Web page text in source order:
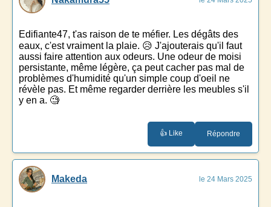
Edifiante47, t'as raison de te méfier. Les dégâts des
eaux, c'est vraiment la plaie. 😥 J'ajouterais qu'il faut
aussi faire attention aux odeurs. Une odeur de moisi
persistante, même légère, ça peut cacher pas mal de
problèmes d'humidité qu'un simple coup d'oeil ne
révèle pas. Et même regarder derrière les meubles s'il
y en a. 🧐
👍 Like Répondre
Makeda le 24 Mars 2025